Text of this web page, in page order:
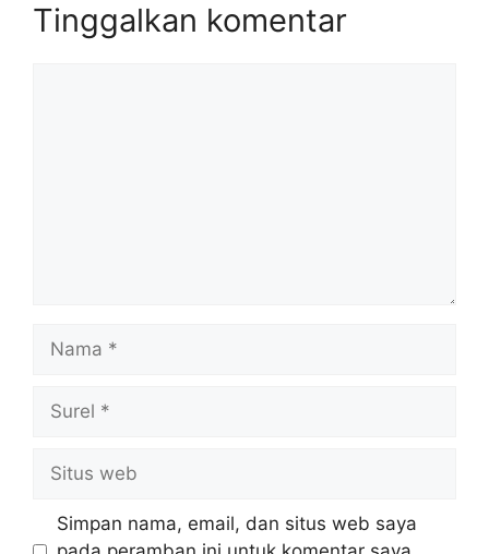
Tinggalkan komentar
Nama
Surel
Situs
web
Simpan nama, email, dan situs web saya